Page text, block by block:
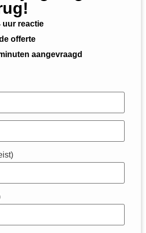
uur reactie
offerte
aangevraagd